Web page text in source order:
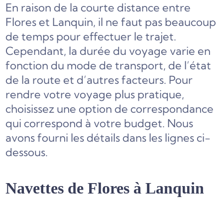
En raison de la courte distance entre
Flores et Lanquin, il ne faut pas beaucoup
de temps pour effectuer le trajet.
Cependant, la durée du voyage varie en
fonction du mode de transport, de l’état
de la route et d’autres facteurs. Pour
rendre votre voyage plus pratique,
choisissez une option de correspondance
qui correspond à votre budget. Nous
avons fourni les détails dans les lignes ci-
dessous.
Navettes de Flores à Lanquin